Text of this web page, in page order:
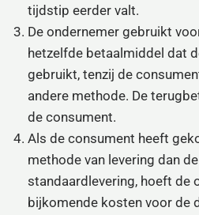
tijdstip eerder valt.
De ondernemer gebruikt
hetzelfde betaalmiddel dat
gebruikt, tenzij de
andere methode. De
de consument.
Als de consument heeft
methode van levering dan
standaardlevering, hoeft de
bijkomende kosten voor de